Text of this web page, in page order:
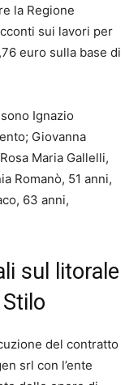
la Regione
sui lavori per
euro sulla base di
Ignazio
Giovanna
Maria Gallelli,
Romanò, 51 anni,
63 anni,
sul litorale
del contratto
srl con l’ente